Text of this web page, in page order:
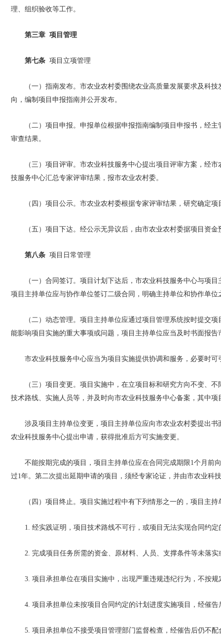
理、组织验收等工作。
第三章 项目管理
第七条 项目立项管理
（一）指南发布。市农业农村委围绕农业高质量发展要求及科
向，编制项目申报指南并公开发布。
（二）项目申报。申报单位根据申报指南编制项目申报书，经
审查结果。
（三）项目评审。市农业科技服务中心提出项目评审方案，经
技服务中心汇总专家评审结果，报市农业农村委。
（四）项目公示。市农业农村委根据专家评审结果，研究确定
（五）项目下达。经公示无异议后，由市农业农村委据项目资
第八条 项目日常管理
（一）合同签订。项目计划下达后，市农业科技服务中心与项
项目主持单位应与协作单位签订二级合同，明确主持单位和协作单
（二）动态管理。项目主持单位应通过项目管理系统按时提交
能影响项目实施的重大事项或问题，项目主持单位应当及时书面报告
市农业科技服务中心应当为项目实施提供协调和服务，必要时
（三）项目变更。项目实施中，在立项目标和研究方向不变、
技术路线、实施人员等，并及时向市农业科技服务中心备案，其中
涉及项目主持单位变更，项目主持单位应向市农业农村委提出
农业科技服务中心提出申请，获得批准后方可实施变更。
不能按期完成的项目，项目主持单位应在合同完成期限1个月前
过1年。第二次提出延期申请的项目，须经专家论证，并由市农业科
（四）项目终止。项目实施过程中有下列情形之一的，项目主
1. 经实践证明，项目技术路线不可行，或项目无法实现合同约
2. 完成项目任务所需的资金、原材料、人员、支撑条件等未落
3. 项目承担单位在项目实施中，出现严重违规违纪行为，不按
4. 项目承担单位未按项目合同约定的计划进度实施项目，经催
5. 项目承担单位不接受项目管理部门监督检查，经催告后仍不配